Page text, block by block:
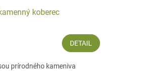
koberec
DETAIL
prírodného kameniva